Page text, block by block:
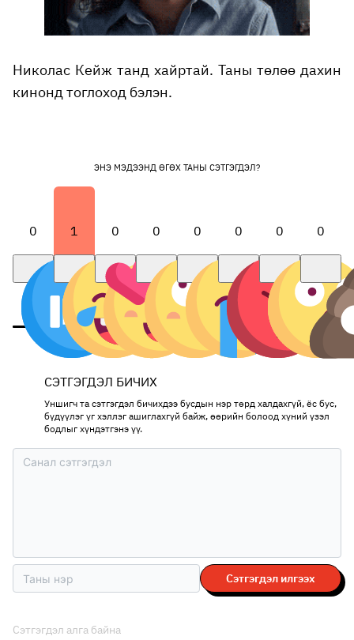
Николас Кейж танд хайртай. Таны төлөө дахин
кинонд тоглоход бэлэн.
ЭНЭ МЭДЭЭНД ӨГӨХ ТАНЫ СЭТГЭГДЭЛ?
0 1 0 0 0 0 0 0
СЭТГЭГДЭЛ БИЧИХ
Уншигч та сэтгэгдэл бичихдээ бусдын нэр төрд халдахгүй, ёс бус,
бүдүүлэг үг хэллэг ашиглахгүй байж, өөрийн болоод хүний үзэл
бодлыг хүндэтгэнэ үү.
Сэтгэгдэл илгээх
Сэтгэгдэл алга байна